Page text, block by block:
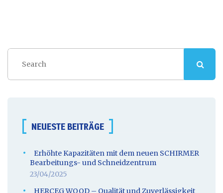
NEUESTE BEITRÄGE
Erhöhte Kapazitäten mit dem neuen SCHIRMER
Bearbeitungs- und Schneidzentrum
23/04/2025